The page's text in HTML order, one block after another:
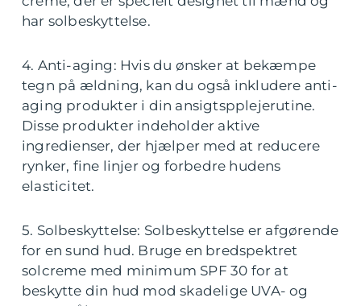
har solbeskyttelse.
4. Anti-aging: Hvis du ønsker at bekæmpe
tegn på ældning, kan du også inkludere anti-
aging produkter i din ansigtspplejerutine.
Disse produkter indeholder aktive
ingredienser, der hjælper med at reducere
rynker, fine linjer og forbedre hudens
elasticitet.
5. Solbeskyttelse: Solbeskyttelse er afgørende
for en sund hud. Bruge en bredspektret
solcreme med minimum SPF 30 for at
beskytte din hud mod skadelige UVA- og